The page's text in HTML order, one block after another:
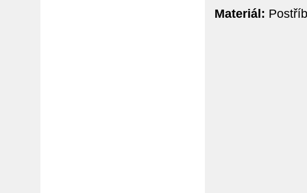
Materiál: